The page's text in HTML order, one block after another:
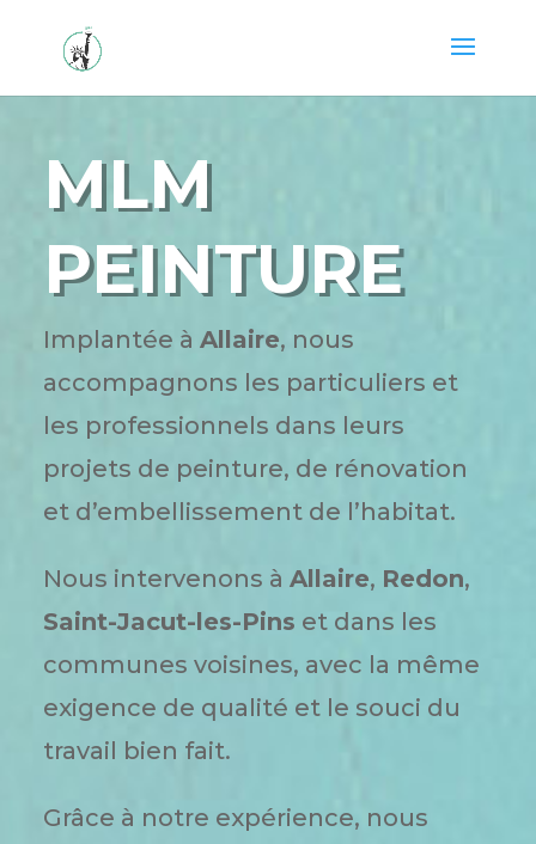
MLM
PEINTURE
Implantée à Allaire, nous
accompagnons les particuliers et
les professionnels dans leurs
projets de peinture, de rénovation
et d’embellissement de l’habitat.
Nous intervenons à Allaire, Redon,
Saint-Jacut-les-Pins et dans les
communes voisines, avec la même
exigence de qualité et le souci du
travail bien fait.
Grâce à notre expérience, nous